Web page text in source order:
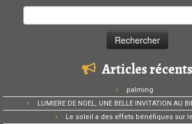
Articles récents
palming
LUMIERE DE NOEL, UNE BELLE INVITATION AU
Le soleil a des effets bénéfiques sur